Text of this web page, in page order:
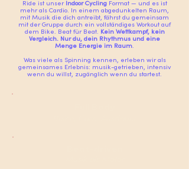
Ride ist unser Indoor CyclingFormat — und es ist
mehr als Cardio. In einem abgedunkelten Raum,
mit Musik die dich antreibt, fährst du gemeinsam
mit der Gruppe durch ein vollständiges Workout auf
dem Bike. Beat für Beat. Kein Wettkampf, kein
Vergleich. Nur du, dein Rhythmus und eine
Menge Energie im Raum.
Was viele als Spinning kennen, erleben wir als
gemeinsames Erlebnis: musik-getrieben, intensiv
wenn du willst, zugänglich wenn du startest.